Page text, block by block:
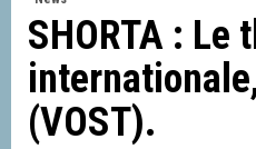
SHORTA :
(VOST).